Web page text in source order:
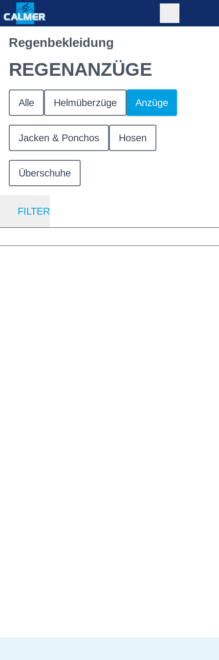
Regenbekleidung
REGENANZÜGE
Alle Helmüberzüge Anzüge
Jacken & Ponchos Hosen
Überschuhe
FILTER